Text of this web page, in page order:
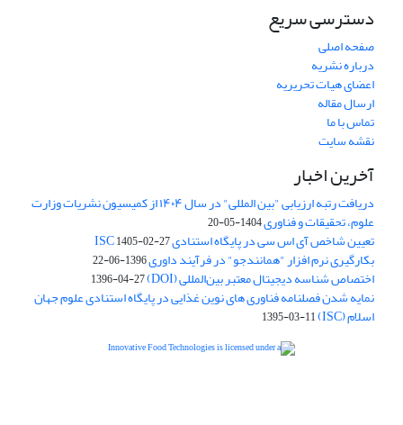
دسترسی سریع
صفحه اصلی
درباره نشریه
اعضای هیات تحریریه
ارسال مقاله
تماس با ما
نقشه سایت
آخرین اخبار
دریافت رتبه ارزیابی "بین المللی" در سال ۱۴۰۴ از کمیسیون نشریات وزارت
علوم، تحقیقات و فناوری1404-05-20
تعیین شاخص آی اس سی در پایگاه استنادی ISC1405-02-27
بکارگیری نرم افزار "همانندجو" در فرآیند داوری1396-06-22
اختصاص شناسه دیجیتال معتبر بین‌المللی (DOI) 1396-04-27
نمایه شدن فصلنامه فناوری های نوین غذایی در پایگاه استنادی علوم جهان
اسلام (ISC) 1395-03-11